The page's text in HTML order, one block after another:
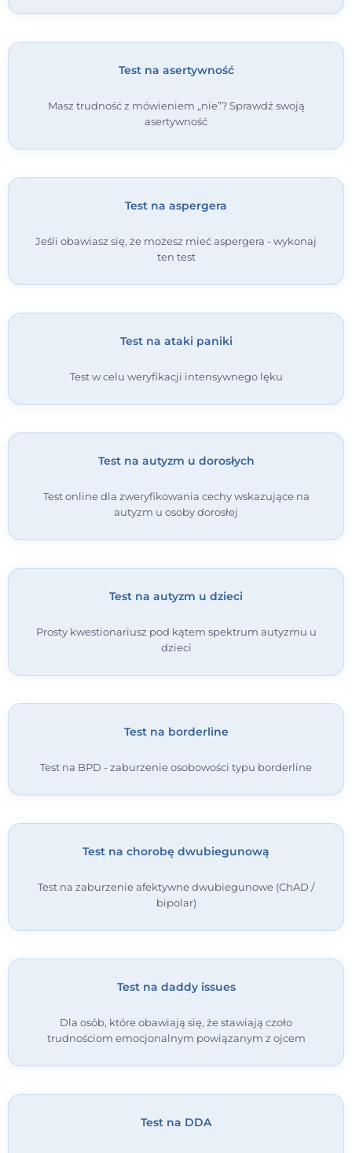
Test na asertywność
Masz trudność z mówieniem „nie”? Sprawdź swoją
asertywność
Test na aspergera
Jeśli obawiasz się, że możesz mieć aspergera - wykonaj
ten test
Test na ataki paniki
Test w celu weryfikacji intensywnego lęku
Test na autyzm u dorosłych
Test online dla zweryfikowania cechy wskazujące na
autyzm u osoby dorosłej
Test na autyzm u dzieci
Prosty kwestionariusz pod kątem spektrum autyzmu u
dzieci
Test na borderline
Test na BPD - zaburzenie osobowości typu borderline
Test na chorobę dwubiegunową
Test na zaburzenie afektywne dwubiegunowe (ChAD /
bipolar)
Test na daddy issues
Dla osób, które obawiają się, że stawiają czoło
trudnościom emocjonalnym powiązanym z ojcem
Test na DDA